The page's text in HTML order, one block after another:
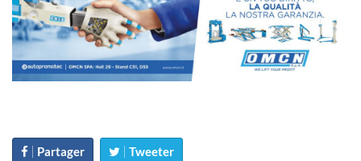
Partager Tweeter